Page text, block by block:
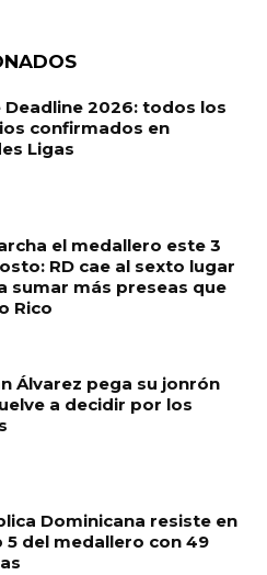
p
ar
ti
r
Deadline 2026: todos los
confirmados en
Ligas
el medallero este 3
RD cae al sexto lugar
sumar más preseas que
Rico
Álvarez pega su jonrón
a decidir por los
Dominicana resiste en
5 del medallero con 49